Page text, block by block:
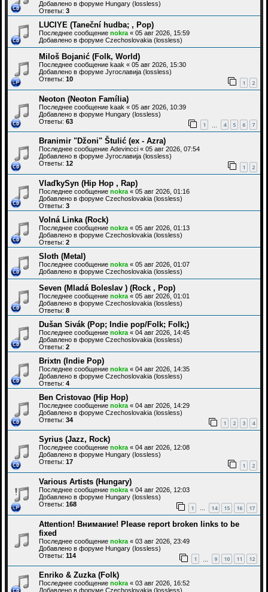
Добавлено в форуме Hungary (lossless)
Ответы: 3
LUCIYE (Taneční hudba; , Pop)
Последнее сообщение nokra « 05 авг 2026, 15:59
Добавлено в форуме Czechoslovakia (lossless)
Miloš Bojanić (Folk, World)
Последнее сообщение kaak « 05 авг 2026, 15:30
Добавлено в форуме Југославија (lossless)
Ответы: 10 1 2
Neoton (Neoton Família)
Последнее сообщение kaak « 05 авг 2026, 10:39
Добавлено в форуме Hungary (lossless)
Ответы: 63 1 4 5 6 7
Branimir "Džoni" Štulić (ex - Azra)
Последнее сообщение Adevincci « 05 авг 2026, 07:54
Добавлено в форуме Југославија (lossless)
Ответы: 12 1 2
VlaďkySyn (Hip Hop , Rap)
Последнее сообщение nokra « 05 авг 2026, 01:16
Добавлено в форуме Czechoslovakia (lossless)
Ответы: 3
Volná Linka (Rock)
Последнее сообщение nokra « 05 авг 2026, 01:13
Добавлено в форуме Czechoslovakia (lossless)
Ответы: 2
Sloth (Metal)
Последнее сообщение nokra « 05 авг 2026, 01:07
Добавлено в форуме Czechoslovakia (lossless)
Seven (Mladá Boleslav ) (Rock , Pop)
Последнее сообщение nokra « 05 авг 2026, 01:01
Добавлено в форуме Czechoslovakia (lossless)
Ответы: 8
Dušan Sivák (Pop; Indie pop/Folk; Folk;)
Последнее сообщение nokra « 04 авг 2026, 14:45
Добавлено в форуме Czechoslovakia (lossless)
Ответы: 2
Brixtn (Indie Pop)
Последнее сообщение nokra « 04 авг 2026, 14:35
Добавлено в форуме Czechoslovakia (lossless)
Ответы: 4
Ben Cristovao (Hip Hop)
Последнее сообщение nokra « 04 авг 2026, 14:29
Добавлено в форуме Czechoslovakia (lossless)
Ответы: 34 1 2 3 4
Syrius (Jazz, Rock)
Последнее сообщение nokra« 04 авг 2026, 12:08
Добавлено в форуме Hungary (lossless)
Ответы: 17 1 2
Various Artists (Hungary)
Последнее сообщение nokra « 04 авг 2026, 12:03
Добавлено в форуме Hungary (lossless)
Ответы: 168 1 … 14 15 16 17
Attention! Внимание! Please report broken links to be
fixed
Последнее сообщение nokra « 03 авг 2026, 23:49
Добавлено в форуме Hungary (lossless)
Ответы: 114 1 9 10 11 12
Enriko & Zuzka (Folk)
Последнее сообщение nokra « 03 авг 2026, 16:52
Добавлено в форуме Czechoslovakia (lossless)